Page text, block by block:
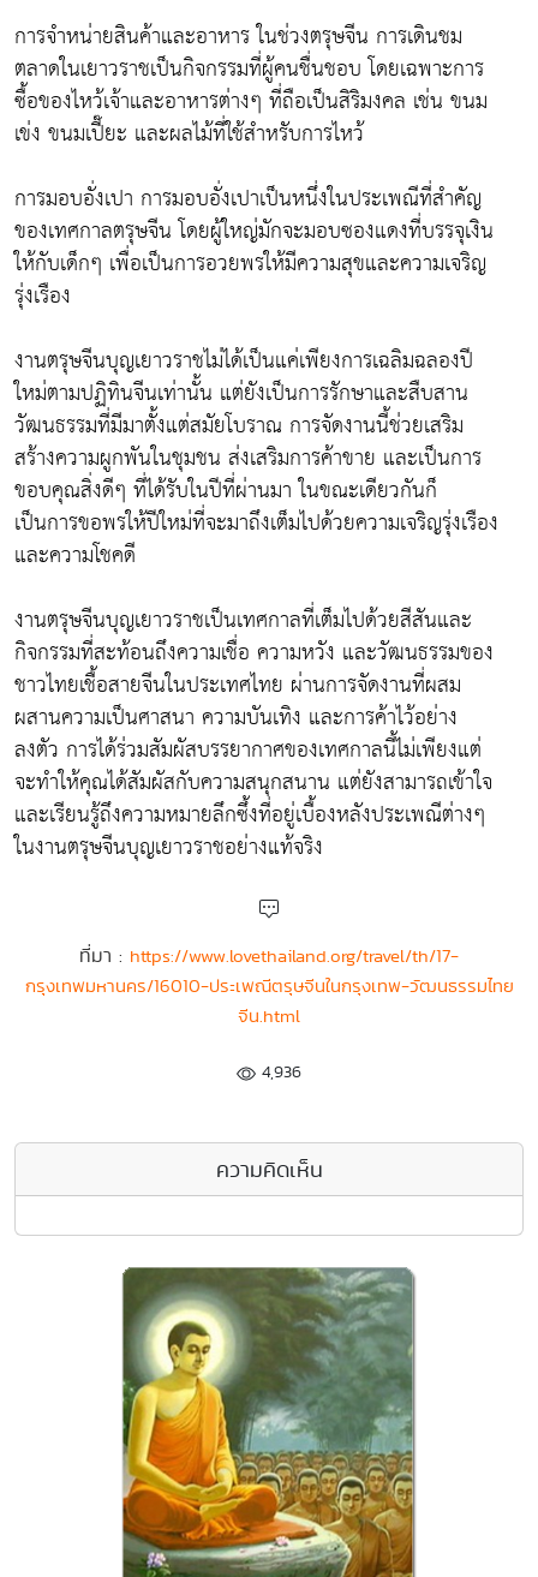
การจำหน่ายสินค้าและอาหาร ในช่วงตรุษจีน การเดินชม
ตลาดในเยาวราชเป็นกิจกรรมที่ผู้คนชื่นชอบ โดยเฉพาะการ
ซื้อของไหว้เจ้าและอาหารต่างๆ ที่ถือเป็นสิริมงคล เช่น ขนม
เข่ง ขนมเปี๊ยะ และผลไม้ที่ใช้สำหรับการไหว้
การมอบอั่งเปา การมอบอั่งเปาเป็นหนึ่งในประเพณีที่สำคัญ
ของเทศกาลตรุษจีน โดยผู้ใหญ่มักจะมอบซองแดงที่บรรจุเงิน
ให้กับเด็กๆ เพื่อเป็นการอวยพรให้มีความสุขและความเจริญ
รุ่งเรือง
งานตรุษจีนบุญเยาวราชไม่ได้เป็นแค่เพียงการเฉลิมฉลองปี
ใหม่ตามปฏิทินจีนเท่านั้น แต่ยังเป็นการรักษาและสืบสาน
วัฒนธรรมที่มีมาตั้งแต่สมัยโบราณ การจัดงานนี้ช่วยเสริม
สร้างความผูกพันในชุมชน ส่งเสริมการค้าขาย และเป็นการ
ขอบคุณสิ่งดีๆ ที่ได้รับในปีที่ผ่านมา ในขณะเดียวกันก็
เป็นการขอพรให้ปีใหม่ที่จะมาถึงเต็มไปด้วยความเจริญรุ่งเรือง
และความโชคดี
งานตรุษจีนบุญเยาวราชเป็นเทศกาลที่เต็มไปด้วยสีสันและ
กิจกรรมที่สะท้อนถึงความเชื่อ ความหวัง และวัฒนธรรมของ
ชาวไทยเชื้อสายจีนในประเทศไทย ผ่านการจัดงานที่ผสม
ผสานความเป็นศาสนา ความบันเทิง และการค้าไว้อย่าง
ลงตัว การได้ร่วมสัมผัสบรรยากาศของเทศกาลนี้ไม่เพียงแต่
จะทำให้คุณได้สัมผัสกับความสนุกสนาน แต่ยังสามารถเข้าใจ
และเรียนรู้ถึงความหมายลึกซึ้งที่อยู่เบื้องหลังประเพณีต่างๆ
ในงานตรุษจีนบุญเยาวราชอย่างแท้จริง
ที่มา : https://www.lovethailand.org/travel/th/17-
กรุงเทพมหานคร/16010-ประเพณีตรุษจีนในกรุงเทพ-วัฒนธรรมไทย
จีน.html
4,936
ความคิดเห็น